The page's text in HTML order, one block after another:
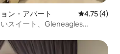
ン・アパート レビュー4
4.75 (4)
スイート、Gleneagles